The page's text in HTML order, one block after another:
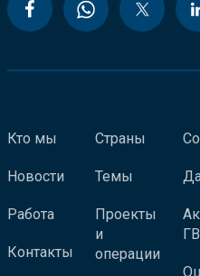
Кто мы
Новости
Работа
Контакты
Страны
Темы
Проекты
и
операции